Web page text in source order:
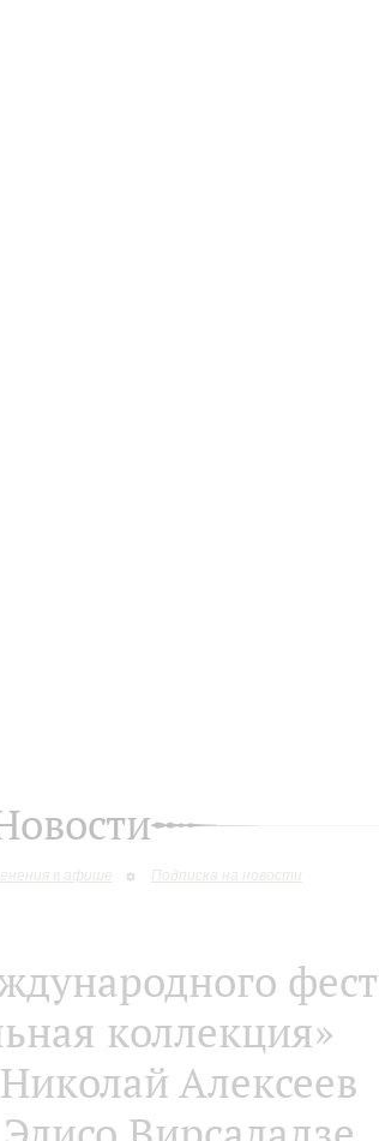
в афише Подписка на новости
коллекция»
Алексеев